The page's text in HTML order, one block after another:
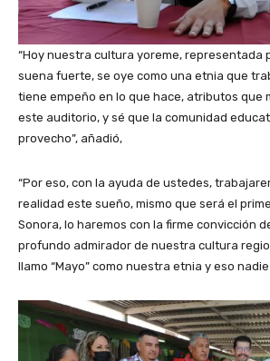
“Hoy nuestra cultura yoreme, representada
suena fuerte, se oye como una etnia que
tiene empeño en lo que hace, atributos que
este auditorio, y sé que la comunidad
provecho”, añadió,
“Por eso, con la ayuda de ustedes,
realidad este sueño, mismo que será el
Sonora, lo haremos con la firme convicción
profundo admirador de nuestra cultura
llamo “Mayo” como nuestra etnia y eso